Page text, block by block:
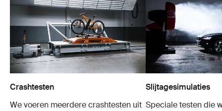
Crashtesten
We voeren meerdere crashtesten uit
Slijtagesimulaties
Speciale testen die